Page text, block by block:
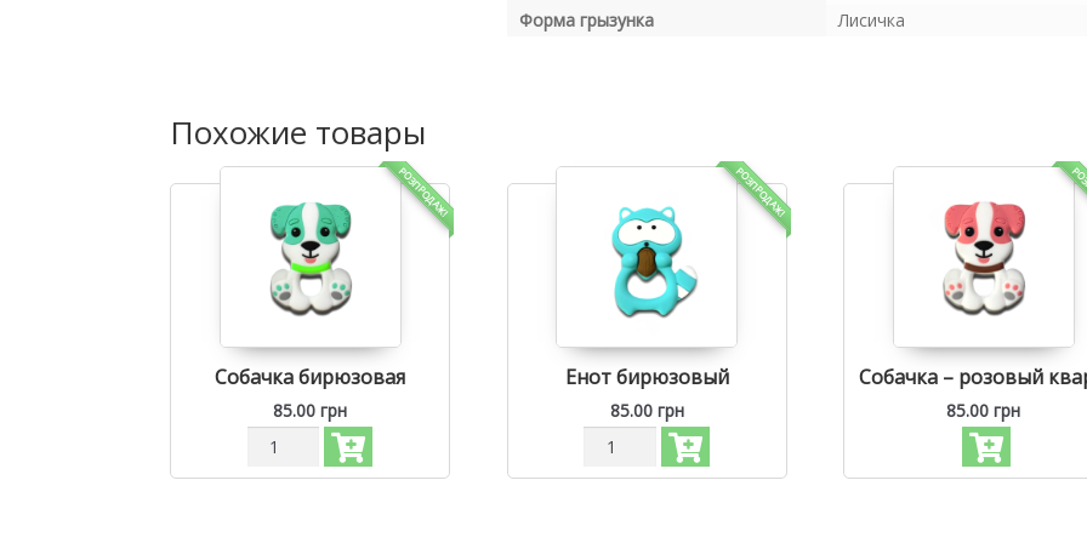
Форма грызунка
Лисичка
Похожие товары
Собачка бирюзовая
РОЗПРОДАЖ!
85.00 грн
Количество
Силиконовый
грызунок,
Енот бирюзовый
РОЗПРОДАЖ!
85.00грн
Количество
Силиконовый
грызунок,
Собачка – розовый
85.00 грн